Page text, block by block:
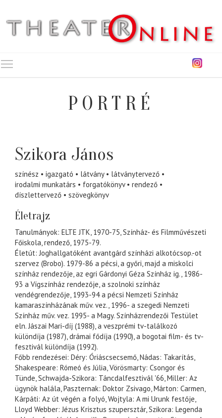
PORTRÉ
Szikora János
színész igazgató látvány
látványtervező
irodalmi munkatárs
forgatókönyv
rendező
díszlettervező
szövegkönyv
Életrajz
Tanulmányok: ELTE JTK, 1970-75, Színház- és Filmművészeti
Főiskola, rendező, 1975-79.
Életút: Joghallgatóként avantgárd színházi alkotócsop.-ot
szervez (Brobo). 1979-86 a pécsi, a győri, majd a miskolci
színház rendezője, az egri Gárdonyi Géza Színház ig., 1986-
93 a Vígszínház rendezője, a szolnoki színház
vendégrendezője, 1993-94 a pécsi Nemzeti Színház
kamaraszínházának műv. vez., 1996- a szegedi Nemzeti
Színház műv. vez. 1995- a Magy. Színházrendezői Testület
eln. Jászai Mari-díj (1988), a veszprémi tv-találkozó
különdíja (1987), drámai fődíja (1990), a bogotai film- és tv-
fesztivál különdíja (1992).
Főbb rendezései: Déry: Óriáscsecsemő, Nádas: Takarítás,
Shakespeare: Rómeó és Júlia, Vörösmarty: Csongor és
Tünde, Schwajda-Szikora: Táncdalfesztivál '66, Miller: Az
ügynök halála, Paszternak: Doktor Zsivago, Márton: Carmen,
Kárpáti: Az út végén a folyó, Wojtyla: A mi Urunk festője,
Lloyd Webber: Jézus Krisztus szupersztár, Szikora: Legenda